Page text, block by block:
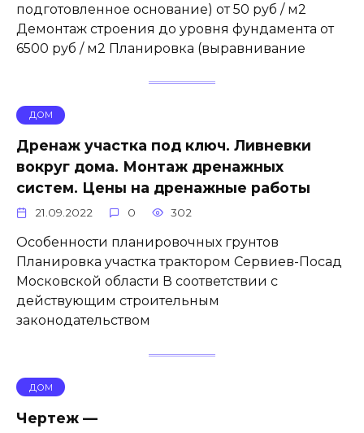
подготовленное основание) от 50 руб / м2
Демонтаж строения до уровня фундамента от
6500 руб / м2 Планировка (выравнивание
ДОМ
Дренаж участка под ключ. Ливневки
вокруг дома. Монтаж дренажных
систем. Цены на дренажные работы
21.09.2022 0 302
Особенности планировочных грунтов
Планировка участка трактором Сервиев-Посад
Московской области В соответствии с
действующим строительным
законодательством
ДОМ
Чертеж —